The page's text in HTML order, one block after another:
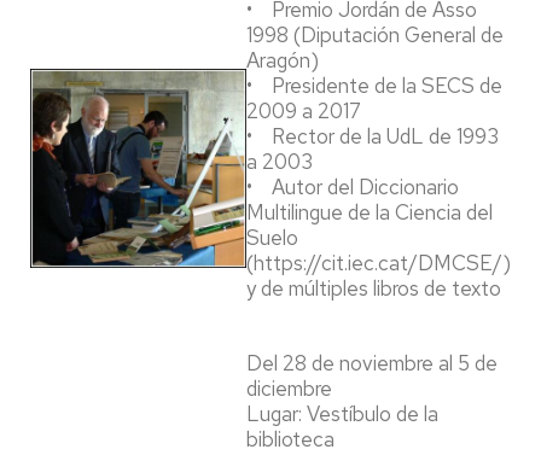
• Premio Jordán de Asso
1998 (Diputación General de
Aragón)
• Presidente de la SECS de
2009 a 2017
• Rector de la UdL de 1993
a 2003
• Autor del Diccionario
Multilingue de la Ciencia del
Suelo
(https://cit.iec.cat/DMCSE/)
y de múltiples libros de texto
Del 28 de noviembre al 5 de
diciembre
Lugar: Vestíbulo de la
biblioteca